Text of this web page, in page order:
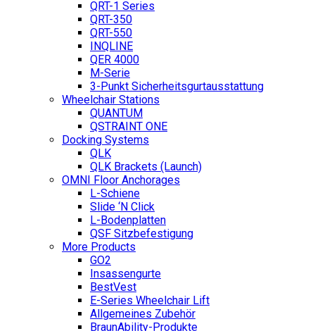
QRT-1 Series
QRT-350
QRT-550
INQLINE
QER 4000
M-Serie
3-Punkt Sicherheitsgurtausstattung
Wheelchair Stations
QUANTUM
QSTRAINT ONE
Docking Systems
QLK
QLK Brackets (Launch)
OMNI Floor Anchorages
L-Schiene
Slide ‘N Click
L-Bodenplatten
QSF Sitzbefestigung
More Products
GO2
Insassengurte
BestVest
E-Series Wheelchair Lift
Allgemeines Zubehör
BraunAbility-Produkte